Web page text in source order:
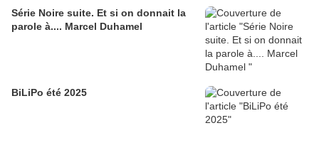
Série Noire suite. Et si on donnait la
parole à.... Marcel Duhamel
BiLiPo été 2025